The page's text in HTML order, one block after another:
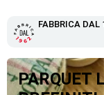
FABBRICA DAL
PARQUET